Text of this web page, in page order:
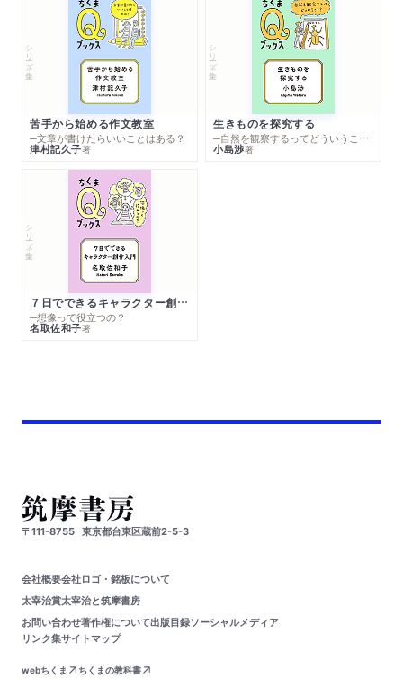
シリーズ・全集
苦手から始める作文教室
─文章が書けたらいいことはある？
津村記久子著
シリーズ・全集
生きものを探究する
─自然を観察するってどういうこと？
小島渉著
シリーズ・全集
７日でできるキャラクター創作入門
─想像って役立つの？
名取佐和子著
〒111-8755 東京都台東区蔵前2-5-3
会社概要会社ロゴ・銘板について
太宰治賞太宰治と筑摩書房
お問い合わせ著作権について出版目録ソーシャルメディア
リンク集サイトマップ
webちくま ちくまの教科書